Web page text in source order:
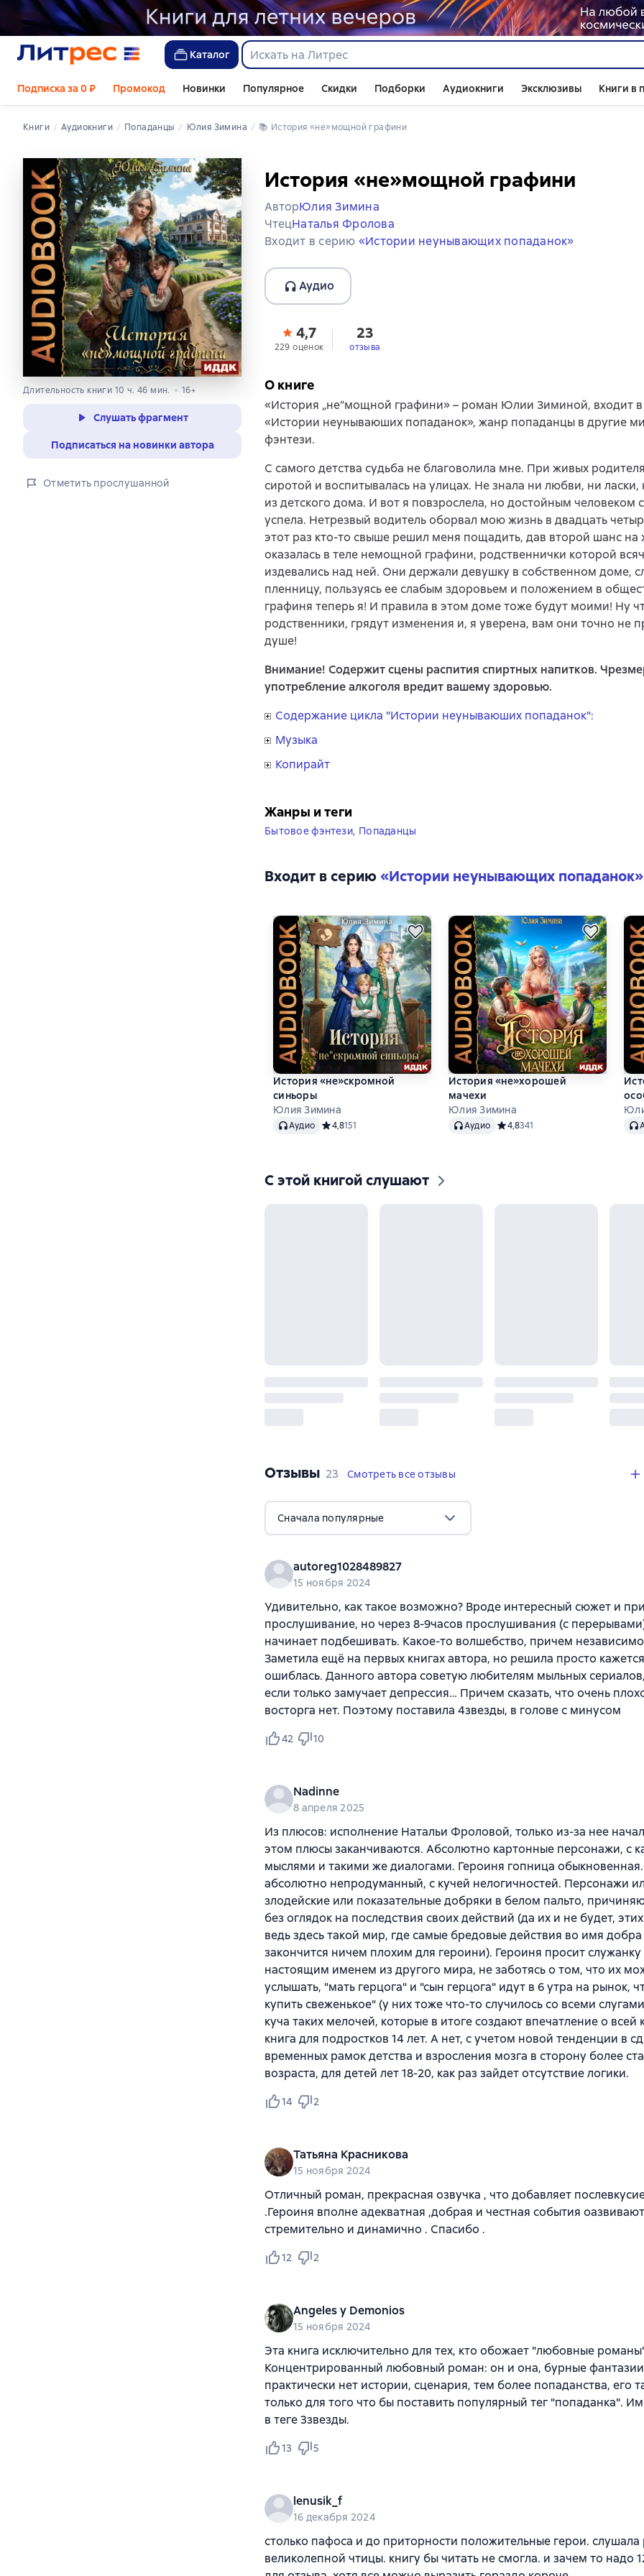
Каталог
Подписка за 0 ₽ Промокод Новинки Популярное Скидки Подборки Аудиокниги Эксклюзивы Книги в
Книги Аудиокниги попаданцы Юлия Зимина 📚 История «не»мощной графини
Длительность книги 10 ч. 46 мин. 16+
Слушать фрагмент
Подписаться на новинки автора
Отметить прослушанной
История «не»мощной графини
АвторЮлия Зимина
ЧтецНаталья Фролова
Входит в серию «Истории неунывающих попаданок»
Аудио
4,7
229 оценок
23
отзыва
О книге
«История „не“мощной графини» – роман Юлии Зиминой, входит в
«Истории неунываюших попаданок», жанр попаданцы в другие
фэнтези.
С самого детства судьба не благоволила мне. При живых
сиротой и воспитывалась на улицах. Не знала ни любви, ни ласки,
из детского дома. И вот я повзрослела, но достойным человеком
успела. Нетрезвый водитель оборвал мою жизнь в двадцать
этот раз кто-то свыше решил меня пощадить, дав второй шанс на
оказалась в теле немощной графини, родственнички которой
издевались над ней. Они держали девушку в собственном доме,
пленницу, пользуясь ее слабым здоровьем и положением в
графиня теперь я! И правила в этом доме тоже будут моими! Ну
родственники, грядут изменения и, я уверена, вам они точно не
душе!
Внимание! Содержит сцены распития спиртных напитков.
употребление алкоголя вредит вашему здоровью.
Содержание цикла "Истории неунываюших попаданок":
Музыка
Копирайт
Жанры и теги
Бытовое фэнтези, Попаданцы
Входит в серию«Истории неунывающих попаданок»
История «не»скромной
синьоры
Юлия Зимина
АудиоАудио Средний рейтинг 4,8 на основе 151 оценок
4,8151
История «не»хорошей
мачехи
Юлия Зимина
АудиоАудио Средний рейтинг 4,8 на основе
4,8341
С этой книгой слушают
Отзывы 23 отзыва
23 Смотреть все отзывы
Сначала популярные
autoreg1028489827
15 ноября 2024
Удивительно, как такое возможно? Вроде интересный сюжет и
прослушивание, но через 8-9часов прослушивания (с
начинает подбешивать. Какое-то волшебство, причем
Заметила ещё на первых книгах автора, но решила просто
ошиблась. Данного автора советую любителям мыльных
если только замучает депрессия… Причем сказать, что очень
восторга нет. Поэтому поставила 4звезды, в голове с минусом
42 10
Nadinne
8 апреля 2025
Из плюсов: исполнение Натальи Фроловой, только из-за нее
этом плюсы заканчиваются. Абсолютно картонные персонажи, с
мыслями и такими же диалогами. Героиня гопница
абсолютно непродуманный, с кучей нелогичностей. Персонажи
злодейские или показательные добряки в белом пальто,
без оглядок на последствия своих действий (да их и не будет,
ведь здесь такой мир, где самые бредовые действия во имя
закончится ничем плохим для героини). Героиня просит служанку
настоящим именем из другого мира, не заботясь о том, что их
услышать, "мать герцога" и "сын герцога" идут в 6 утра на рынок,
купить свеженькое" (у них тоже что-то случилось со всеми
куча таких мелочей, которые в итоге создают впечатление о всей
книга для подростков 14 лет. А нет, с учетом новой тенденции в
временных рамок детства и взросления мозга в сторону более
возраста, для детей лет 18-20, как раз зайдет отсутствие логики.
14 2
Татьяна Красникова
15 ноября 2024
Отличный роман, прекрасная озвучка , что добавляет
.Героиня вполне адекватная ,добрая и честная события
стремительно и динамично . Спасибо .
12 2
Angeles y Demonios
15 ноября 2024
Эта книга исключительно для тех, кто обожает "любовные
Концентрированный любовный роман: он и она, бурные
практически нет истории, сценария, тем более попаданства, его
только для того что бы поставить популярный тег "попаданка".
в теге 3звезды.
13 5
lenusik_f
16 декабря 2024
столько пафоса и до приторности положительные герои. слушала
великолепной чтицы. книгу бы читать не смогла. и зачем то надо